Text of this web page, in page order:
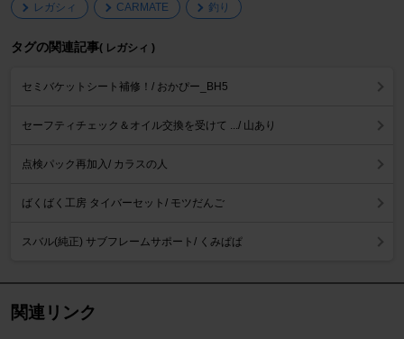
レガシィ CARMATE 釣り
タグの関連記事( レガシィ )
セミバケットシート補修！/ おかぴー_BH5
セーフティチェック＆オイル交換を受けて .../ 山あり
点検パック再加入/ カラスの人
ばくばく工房 タイバーセット/ モツだんご
スバル(純正) サブフレームサポート/ くみぱぱ
関連リンク